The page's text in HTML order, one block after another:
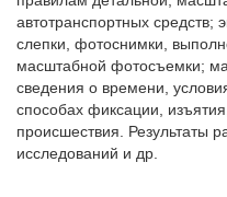
автотранспортных средств;
слепки, фотоснимки,
масштабной фотосъемки;
сведения о времени,
способах фиксации,
происшествия. Результаты
исследований и др.